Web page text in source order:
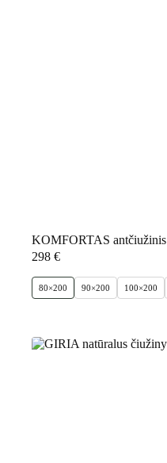
KOMFORTAS antčiužinis
298 €
80×200 90×200 100×200